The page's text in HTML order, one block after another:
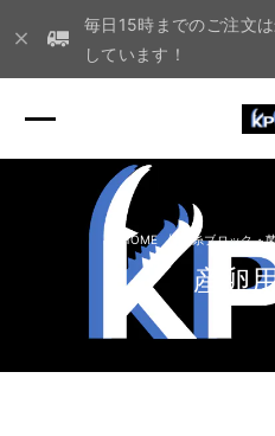
毎日15時までのご注文
しています！
菌糸ブロック・
産卵